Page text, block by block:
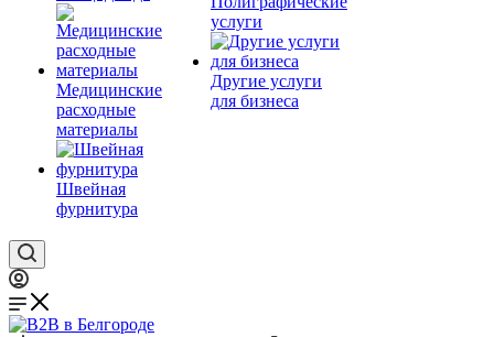
Медицинские
расходные
материалы
Швейная
фурнитура
услуги
Другие услуги
для бизнеса